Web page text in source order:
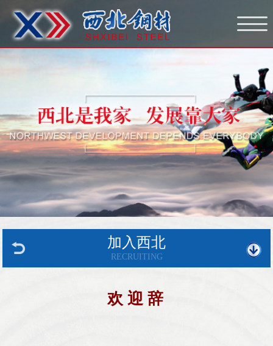
走进西北
西北文化
西北服务
产品中心
新闻中心
加工仓储
加入西北
加入西北
RECRUITING
欢 迎 辞